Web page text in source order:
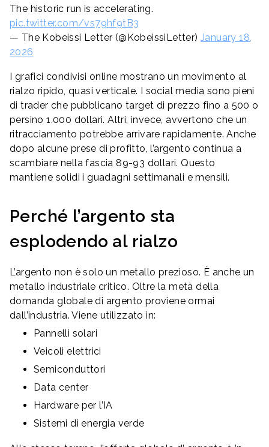
The historic run is accelerating.
pic.twitter.com/vs79hf9tB3
— The Kobeissi Letter (@KobeissiLetter) January 18,
2026
I grafici condivisi online mostrano un movimento al
rialzo ripido, quasi verticale. I social media sono pieni
di trader che pubblicano target di prezzo fino a 500 o
persino 1.000 dollari. Altri, invece, avvertono che un
ritracciamento potrebbe arrivare rapidamente. Anche
dopo alcune prese di profitto, l’argento continua a
scambiare nella fascia 89-93 dollari. Questo
mantiene solidi i guadagni settimanali e mensili.
Perché l’argento sta
esplodendo al rialzo
L’argento non è solo un metallo prezioso. È anche un
metallo industriale critico. Oltre la metà della
domanda globale di argento proviene ormai
dall’industria. Viene utilizzato in:
Pannelli solari
Veicoli elettrici
Semiconduttori
Data center
Hardware per l’IA
Sistemi di energia verde